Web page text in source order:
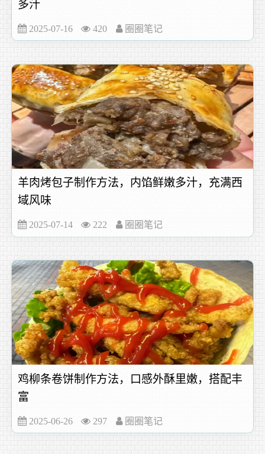
多汁
2025-07-16 420 圈圈笔记
羊肉烤包子制作方法，内馅鲜嫩多汁，充满西
域风味
2025-07-14 222 圈圈笔记
鸡柳条卷饼制作方法，口感外酥里嫩，搭配丰
富
2025-06-26 297 圈圈笔记